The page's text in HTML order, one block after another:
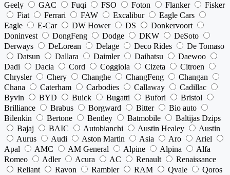
Geely
GAC Fuqi FSO Foton Flanker
Fisker
Fiat
Ferrari FAW Excalibur
Eagle Cars
Eagle
E-Car DW Hower DS
Donkervoort
Doninvest
DongFeng Dodge DKW
DeSoto
Derways
DeLorean Delage Deco Rides
De Tomaso
Datsun
Dallara Daimler Daihatsu
Daewoo
Dadi
Dacia Cord Coggiola Cizeta
Citroen
Chrysler
Chery Changhe ChangFeng
Changan
Chana
Caterham Carbodies Callaway
Cadillac
Byvin
BYD Buick Bugatti Bufori
Bristol
Brilliance
Brabus Borgward Bitter
Bio auto
Bilenkin
Bertone Bentley Batmobile
Baltijas Dzips
Bajaj
BAIC Autobianchi Austin Healey
Austin
Aurus
Audi Aston Martin Asia Aro
Ariel
Apal
AMC AM General Alpine Alpina
Alfa
Romeo
Adler Acura AC Renault
Renaissance
Reliant
Ravon Rambler RAM Qvale
Qoros